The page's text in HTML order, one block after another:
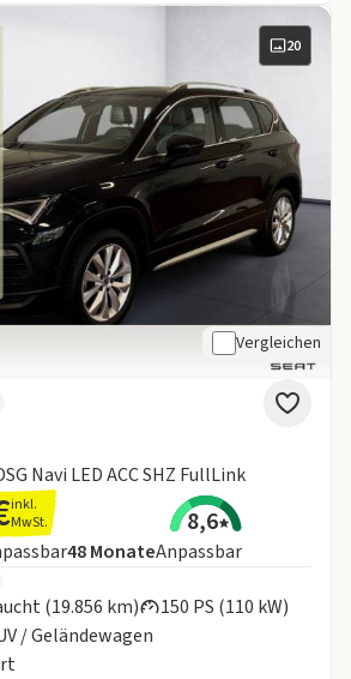
20
Vergleichen
Navi LED ACC SHZ FullLink
inkl.
MwSt.
8,6
Laufzeit
48MonateAnpassbar
(19.856 km)
150 PS (110 kW)
/ Geländewagen